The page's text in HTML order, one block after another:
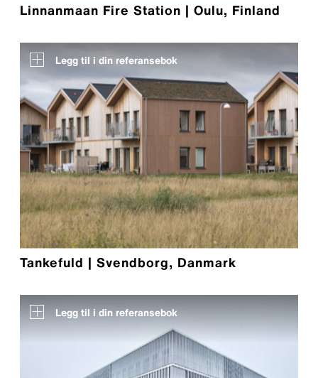
Linnanmaan Fire Station | Oulu, Finland
Legg til i din referansebok
Tankefuld | Svendborg, Danmark
Legg til i din referansebok